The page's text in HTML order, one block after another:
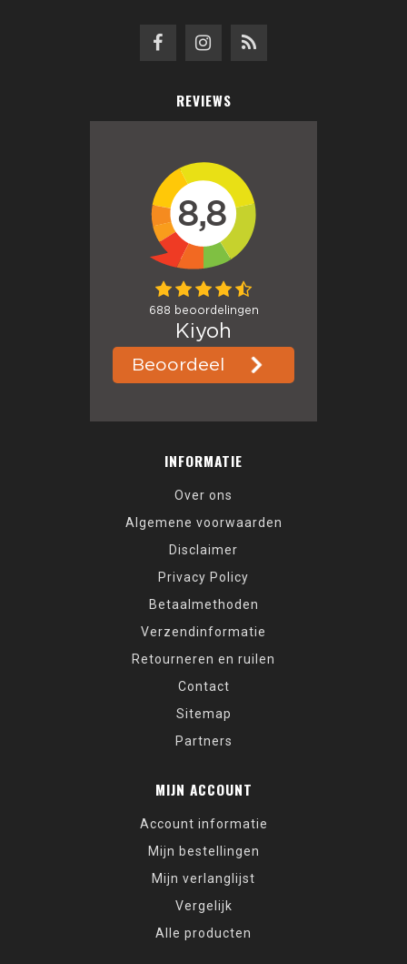
REVIEWS
INFORMATIE
Over ons
Algemene voorwaarden
Disclaimer
Privacy Policy
Betaalmethoden
Verzendinformatie
Retourneren en ruilen
Contact
Sitemap
Partners
MIJN ACCOUNT
Account informatie
Mijn bestellingen
Mijn verlanglijst
Vergelijk
Alle producten